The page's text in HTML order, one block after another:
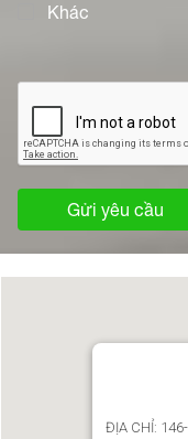
Khác
Gửi yêu cầu
ĐỊA CHỈ: